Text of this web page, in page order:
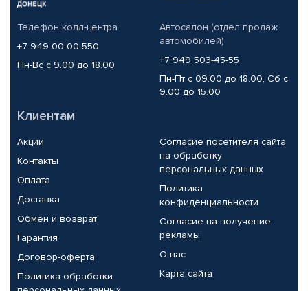
Телефон колл-центра
+7 949 00-00-550
Пн-Вс с 9.00 до 18.00
Автосалон (отдел продаж
автомобилей)
+7 949 503-45-55
Пн-Пт с 09.00 до 18.00, Сб с
9.00 до 15.00
Клиентам
Акции
Контакты
Оплата
Доставка
Обмен и возврат
Гарантия
Договор-оферта
Политика обработки
Согласие посетителя сайта
на обработку
персональных данных
Политика
конфиденциальности
Согласие на получение
рекламы
О нас
Карта сайта